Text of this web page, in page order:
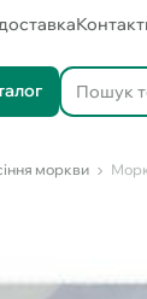
моркви